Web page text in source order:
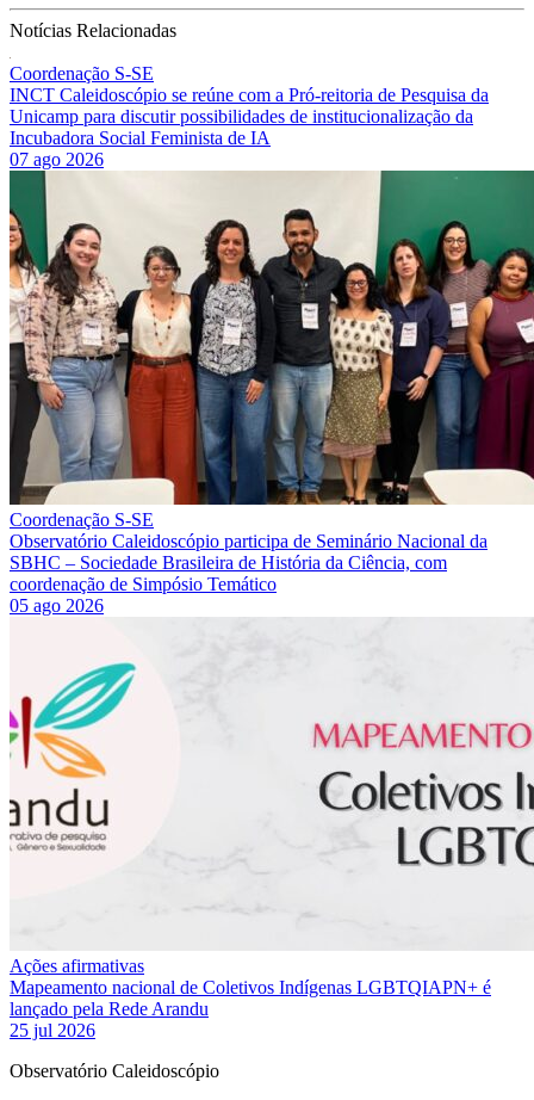
Notícias Relacionadas
Coordenação S-SE
INCT Caleidoscópio se reúne com a Pró-reitoria de Pesquisa da
Unicamp para discutir possibilidades de institucionalização da
Incubadora Social Feminista de IA
07 ago 2026
Coordenação S-SE
Observatório Caleidoscópio participa de Seminário Nacional da
SBHC – Sociedade Brasileira de História da Ciência, com
coordenação de Simpósio Temático
05 ago 2026
Ações afirmativas
Mapeamento nacional de Coletivos Indígenas LGBTQIAPN+ é
lançado pela Rede Arandu
25 jul 2026
Observatório Caleidoscópio